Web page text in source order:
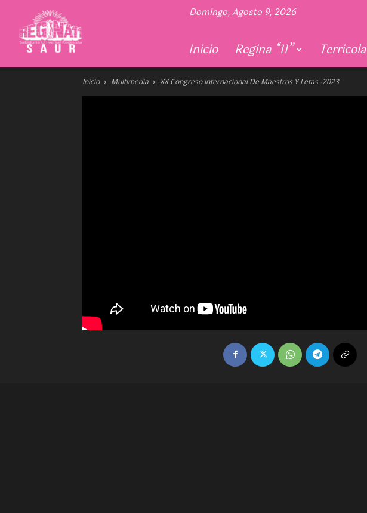
Domingo, Agosto 9, 2026
Inicio Regina “11” Terricola
Inicio Multimedia XX Congreso Internacional De Maestros Y Letas -2023